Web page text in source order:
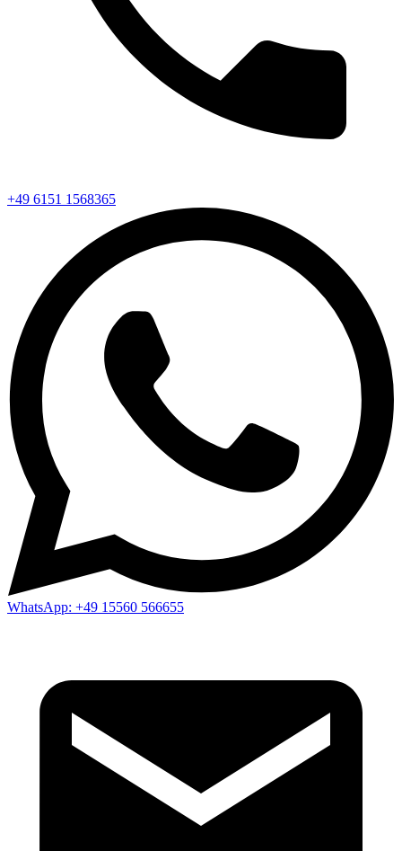
+49 6151 1568365
WhatsApp: +49 15560 566655